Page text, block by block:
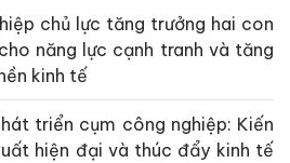
chủ lực tăng trưởng hai con
năng lực cạnh tranh và tăng
kinh tế
triển cụm công nghiệp: Kiến
hiện đại và thúc đẩy kinh tế